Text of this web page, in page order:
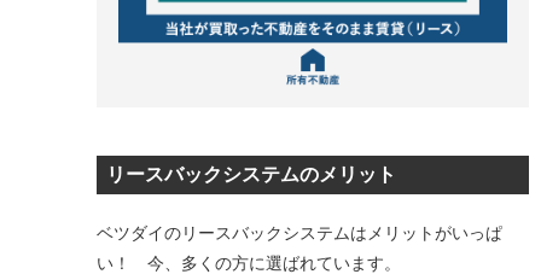
リースバックシステムのメリット
ベツダイのリースバックシステムはメリットがいっぱ
い！ 今、多くの方に選ばれています。